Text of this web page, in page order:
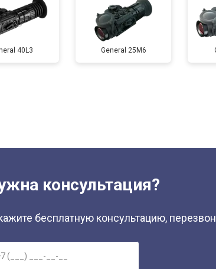
40L3 General 25M6
консультация?
бесплатную консультацию,